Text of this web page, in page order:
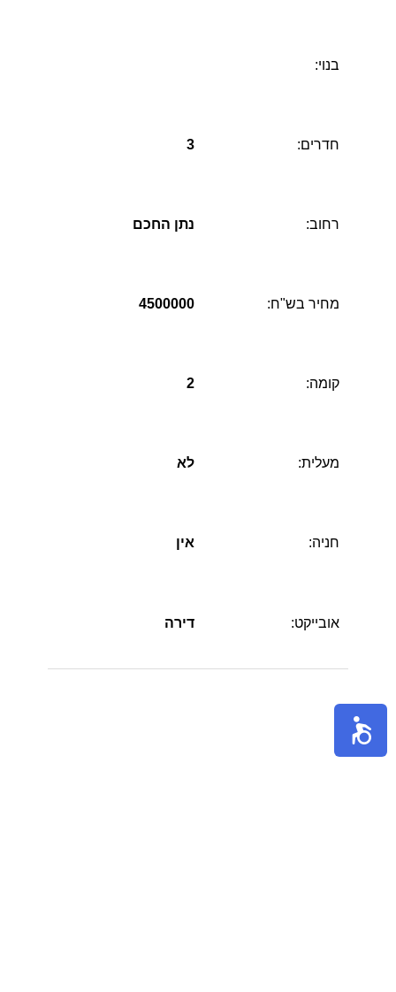
בנוי:
חדרים: 3
רחוב: נתן החכם
מחיר בש"ח: 4500000
קומה: 2
מעלית: לא
חניה: אין
אובייקט: דירה